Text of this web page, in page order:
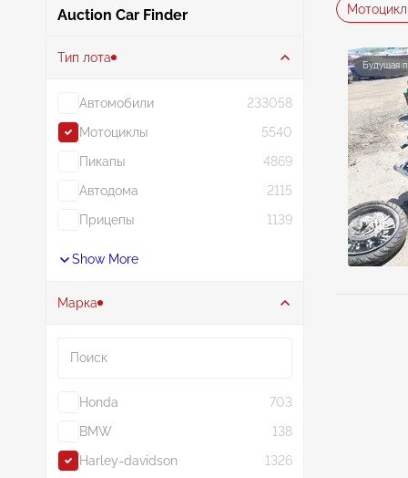
Auction Car Finder
Тип лота
Автомобили
233058
Мотоциклы
5540
Пикапы
4869
Автодома
2115
Прицепы
1139
Show More
Марка
Honda
703
BMW
138
Harley-davidson
1326
Будущая